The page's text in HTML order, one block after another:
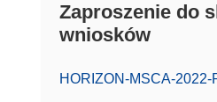
Zaproszenie do
wniosków
(odnośnik otworzy się w
HORIZON-MSCA-2022-